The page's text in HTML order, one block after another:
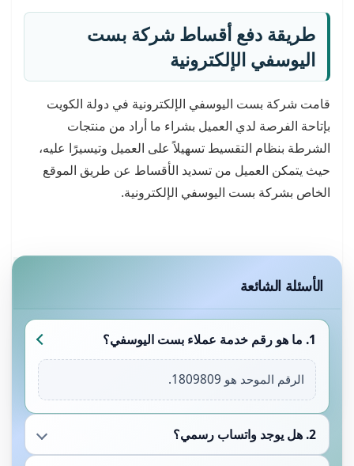
طريقة دفع أقساط شركة بست
اليوسفي الإلكترونية
قامت شركة بست اليوسفي الإلكترونية في دولة الكويت
بإتاحة الفرصة لدي العميل بشراء ما أراد من منتجات
الشرطة بنظام التقسيط تسهيلاً على العميل وتيسيرًا عليه،
حيث يتمكن العميل من تسديد الأقساط عن طريق الموقع
الخاص بشركة بست اليوسفي الإلكترونية.
الأسئلة الشائعة
1. ما هو رقم خدمة عملاء بست اليوسفي؟
الرقم الموحد هو 1809809.
2. هل يوجد واتساب رسمي؟